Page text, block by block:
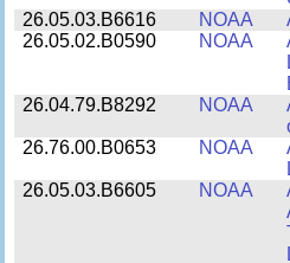
26.05.03.B6616
NOAA
26.05.02.B0590
NOAA
26.04.79.B8292
NOAA
26.76.00.B0653
NOAA
26.05.03.B6605
NOAA